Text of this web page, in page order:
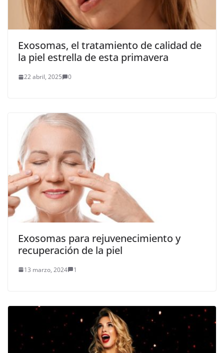
Exosomas, el tratamiento de calidad de
la piel estrella de esta primavera
22 abril, 2025 0
Exosomas para rejuvenecimiento y
recuperación de la piel
13 marzo, 2024 1